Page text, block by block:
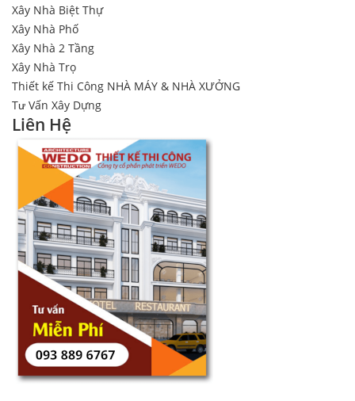
Xây Nhà Biệt Thự
Xây Nhà Phố
Xây Nhà 2 Tầng
Xây Nhà Trọ
Thiết kế Thi Công NHÀ MÁY & NHÀ XƯỞNG
Tư Vấn Xây Dựng
Liên Hệ